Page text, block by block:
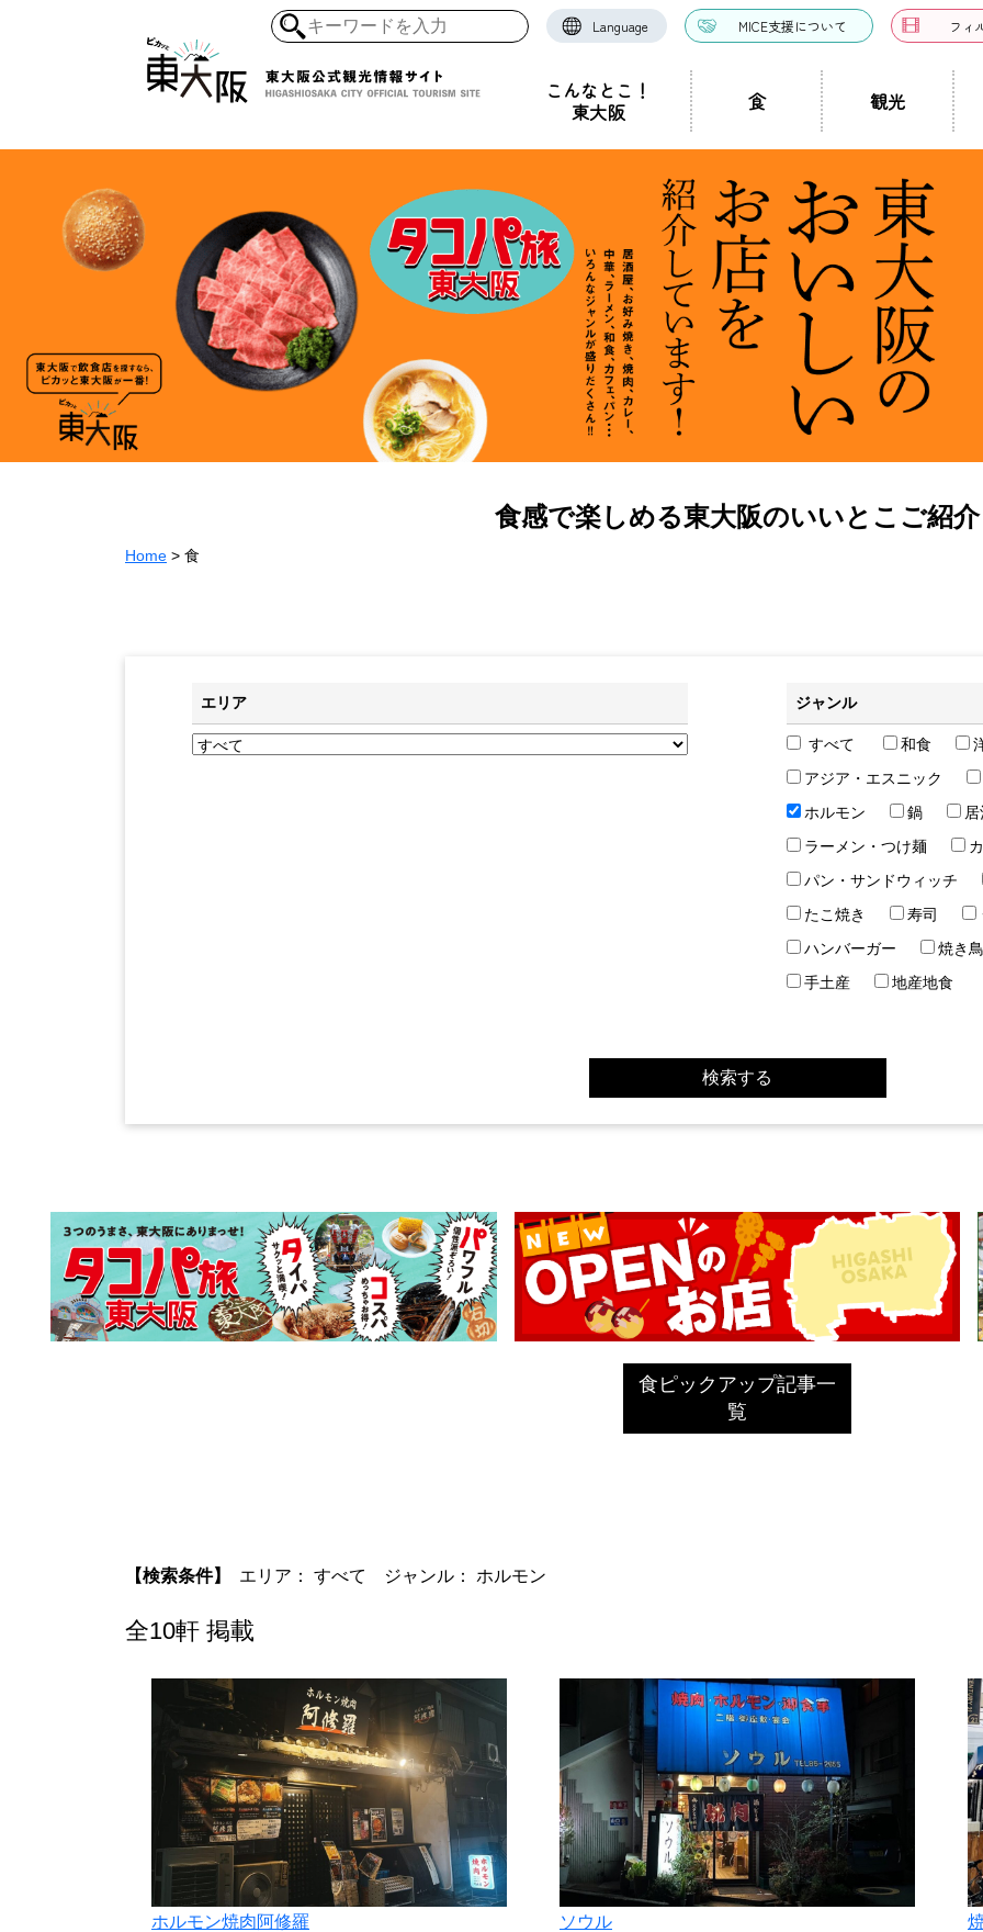
こんなとこ！
東大阪
食 観光
Language MICE支援について フィ
中華料理
き
ラーメン・つけ麺 居酒屋・バー カフェ・喫茶店
アジア・エスニック カレー 焼肉 ホルモン
パン
オーガニック
ハンバーガー 食堂 焼き鳥
お弁当・テイ
地産地食
その他
自然・風景 神社・仏閣 宿泊施設
ショップ 手土産 その他
モノづくり 文化・芸術 グルメ・料理 スポーツ
懐古景 文化景 祭り事景
職人景 生駒山景 東大阪絶景
ガイドツアー
一覧
認定ガイドとは ガイド一覧
食感で楽しめる東大阪のいいとこご紹介
Home > 食
エリア ジャンル
すべて 和食
アジア・エスニック
ホルモン
鍋
ラーメン・つけ麺
パン・サンドウィッチ
たこ焼き
寿司
ハンバーガー
焼き
手土産
地産地食
食ピックアップ記事一
覧
【検索条件】 エリア： すべて ジャンル： ホルモン
全10軒 掲載
ホルモン焼肉阿修羅 ソウル